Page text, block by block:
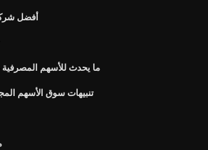
أفضل
ما يحدث للأسهم المصرفية
تنبيهات سوق الأسهم